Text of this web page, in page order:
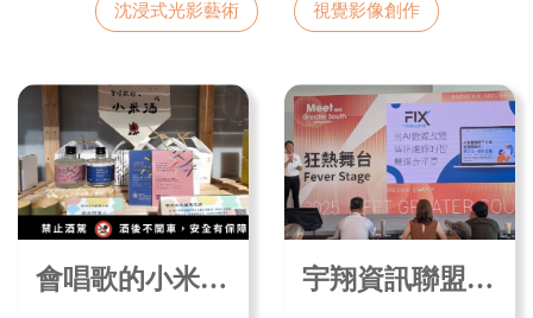
沈浸式光影藝術 視覺影像創作
會唱歌的小米酒 :有內YOUNEI讓文化開口說話 宇翔資訊聯盟打造 FIX快點修平台 Meet亞灣新創大南方 亮相